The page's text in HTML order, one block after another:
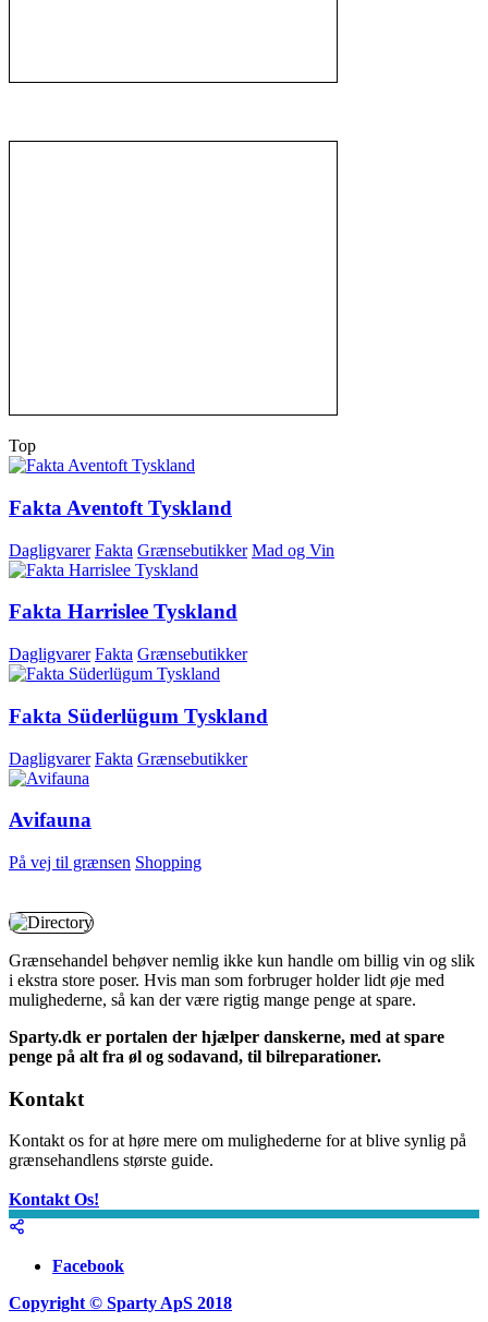
Top
Fakta Aventoft Tyskland
Dagligvarer Fakta Grænsebutikker Mad og Vin
Fakta Harrislee Tyskland
Dagligvarer Fakta Grænsebutikker
Fakta Süderlügum Tyskland
Dagligvarer Fakta Grænsebutikker
Avifauna
På vej til grænsen Shopping
Grænsehandel behøver nemlig ikke kun handle om billig vin og slik
i ekstra store poser. Hvis man som forbruger holder lidt øje med
mulighederne, så kan der være rigtig mange penge at spare.
Sparty.dk er portalen der hjælper danskerne, med at spare
penge på alt fra øl og sodavand, til bilreparationer.
Kontakt
Kontakt os for at høre mere om mulighederne for at blive synlig på
grænsehandlens største guide.
Kontakt Os!
Facebook
Copyright © Sparty ApS 2018